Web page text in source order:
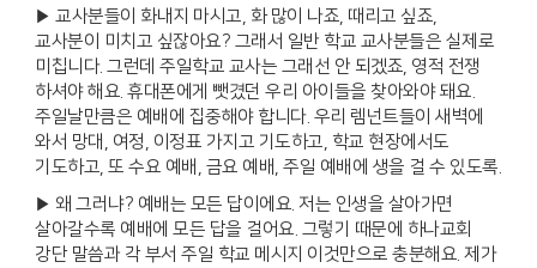
▶ 교사분들이 화내지 마시고, 화 많이 나죠, 때리고 싶죠,
교사분이 미치고 싶잖아요? 그래서 일반 학교 교사분들은 실제로
미칩니다. 그런데 주일학교 교사는 그래선 안 되겠죠, 영적 전쟁
하셔야 해요. 휴대폰에게 뺏겼던 우리 아이들을 찾아와야 돼요.
주일날만큼은 예배에 집중해야 합니다. 우리 렘넌트들이 새벽에
와서 망대, 여정, 이정표 가지고 기도하고, 학교 현장에서도
기도하고, 또 수요 예배, 금요 예배, 주일 예배에 생을 걸 수 있도록.
▶ 왜 그러냐? 예배는 모든 답이에요. 저는 인생을 살아가면
살아갈수록 예배에 모든 답을 걸어요. 그렇기 때문에 하나교회
강단 말씀과 각 부서 주일 학교 메시지 이것만으로 충분해요. 제가